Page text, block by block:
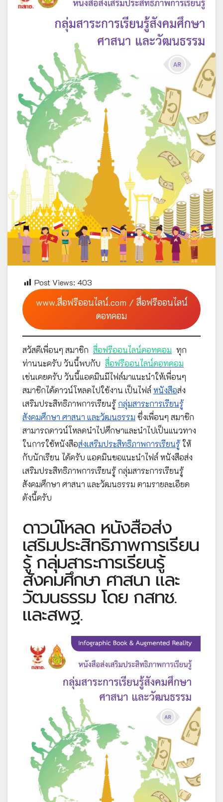
Post Views: 403
www.สื่อฟรีออนไลน์.com / สื่อฟรีออนไลน์
ดอทคอม
สวัสดีเพื่อนๆ สมาชิก สื่อฟรีออนไลน์ดอทคอม ทุก
ท่านนะครับ วันนี้พบกับ สื่อฟรีออนไลน์ดอทคอม
เช่นเคยครับ วันนี้แอดมินมีไฟล์มาแนะนำให้เพื่อนๆ
สมาชิกได้ดาวน์โหลดไปใช้งาน เป็นไฟล์ หนังสือส่ง
เสริมประสิทธิภาพการเรียนรู้ กลุ่มสาระการเรียนรู้
สังคมศึกษา ศาสนา และวัฒนธรรม ซึ่งเพื่อนๆ สมาชิก
สามารถดาวน์โหลดนำไปศึกษาและนำไปเป็นแนวทาง
ในการใช้หนังสือส่งเสริมประสิทธิภาพการเรียนรู้ให้
กับนักเรียน ได้ครับ แอดมินขอแนะนำไฟล์ หนังสือส่ง
เสริมประสิทธิภาพการเรียนรู้ กลุ่มสาระการเรียนรู้
สังคมศึกษา ศาสนา และวัฒนธรรม ตามรายละเอียด
ดังนี้ครับ
ดาวน์โหลด หนังสือส่ง
เสริมประสิทธิภาพการเรียน
รู้ กลุ่มสาระการเรียนรู้
สังคมศึกษา ศาสนา และ
วัฒนธรรม โดย กสทช.
และสพฐ.